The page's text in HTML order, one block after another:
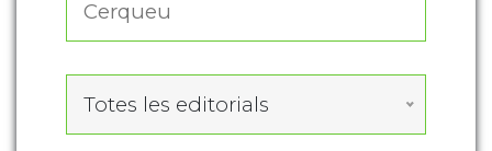
Totes les editorials